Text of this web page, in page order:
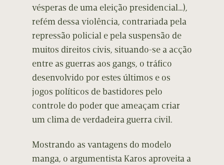
vésperas de uma eleição presidencial…),
refém dessa violência, contrariada pela
repressão policial e pela suspensão de
muitos direitos civis, situando-se a acção
entre as guerras aos gangs, o tráfico
desenvolvido por estes últimos e os
jogos políticos de bastidores pelo
controle do poder que ameaçam criar
um clima de verdadeira guerra civil.
Mostrando as vantagens do modelo
manga, o argumentista Karos aproveita a